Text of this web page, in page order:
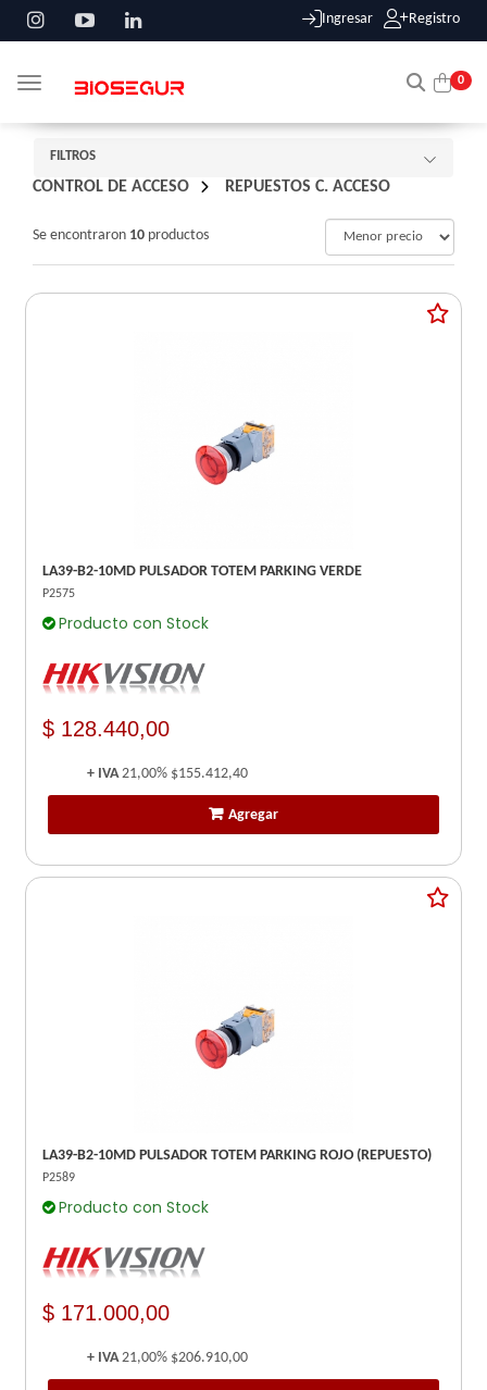
Ingresar Registro
0
Toggle navigation
FILTROS
CONTROL DE ACCESO REPUESTOS C. ACCESO
Se encontraron 10 productos
LA39-B2-10MD PULSADOR TOTEM PARKING VERDE
P2575
Producto con Stock
$ 128.440,00
+ IVA21,00% $155.412,40
Agregar
LA39-B2-10MD PULSADOR TOTEM PARKING ROJO (REPUESTO)
P2589
Producto con Stock
$ 171.000,00
+ IVA21,00% $206.910,00